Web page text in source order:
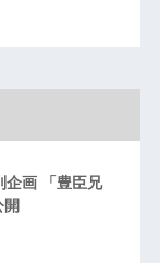
企画 「豊臣兄